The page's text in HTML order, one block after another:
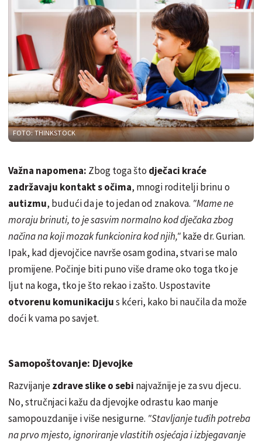
FOTO: THINKSTOCK
Važna napomena: Zbog toga što dječaci kraće
zadržavaju kontakt s očima, mnogi roditelji brinu o
autizmu, budući da je to jedan od znakova. "Mame ne
moraju brinuti, to je sasvim normalno kod dječaka zbog
načina na koji mozak funkcionira kod njih,"kaže dr. Gurian.
Ipak, kad djevojčice navrše osam godina, stvari se malo
promijene. Počinje biti puno više drame oko toga tko je
ljut na koga, tko je što rekao i zašto. Uspostavite
otvorenu komunikacijus kćeri, kako bi naučila da može
doći k vama po savjet.
Samopoštovanje: Djevojke
Razvijanjezdrave slike o sebi najvažnije je za svu djecu.
No, stručnjaci kažu da djevojke odrastu kao manje
samopouzdanije i više nesigurne. "Stavljanje tuđih potreba
na prvo mjesto, ignoriranje vlastitih osjećaja i izbjegavanje